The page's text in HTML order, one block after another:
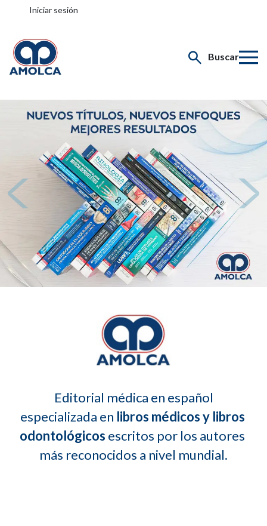
Iniciar sesión
Buscar
Previo
especializada en libros médicos y libros
odontológicos escritos por los autores
más reconocidos a nivel mundial.